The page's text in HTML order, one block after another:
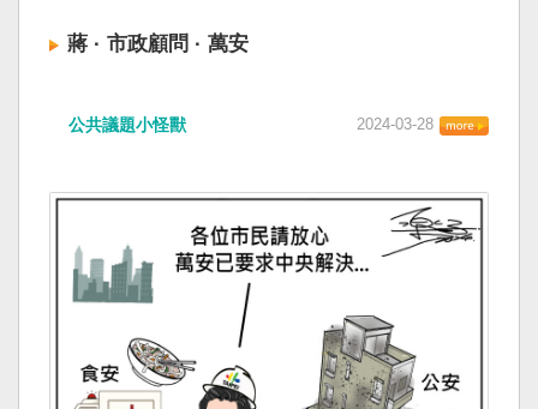
蔣 · 市政顧問 · 萬安
公共議題小怪獸 2024-03-28